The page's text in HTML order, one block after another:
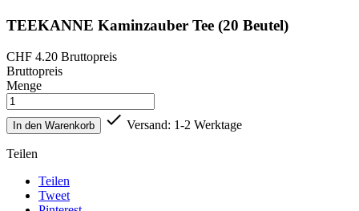
TEEKANNE Kaminzauber Tee (20 Beutel)
CHF 4.20 Bruttopreis
Bruttopreis
Menge
In den Warenkorb  Versand: 1-2 Werktage
Teilen
Teilen
Tweet